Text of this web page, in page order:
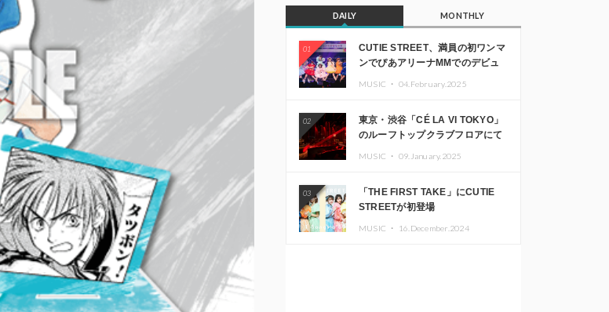
DAILY MONTHLY
01
CUTIE STREET、満員の初ワンマ
ンでぴあアリーナMMでのデビュ
MUSIC ・ 04.February.2025
02
東京・渋谷「CÉ LA VI TOKYO」
のルーフトップクラブフロアにて
Kza（FORCE OF NATURE）ら日
本を代表するDJ・クリエイターが
出演
MUSIC ・ 09.January.2025
03
「THE FIRST TAKE」にCUTIE
STREETが初登場
MUSIC ・ 16.December.2024